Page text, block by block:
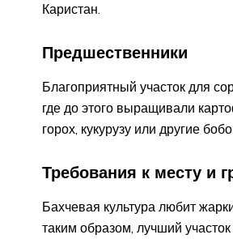
Каристан.
Предшественники
Благоприятный участок для
где до этого выращивали
горох, кукурузу или другие
Требования к месту и
Бахчевая культура любит
таким образом, лучший